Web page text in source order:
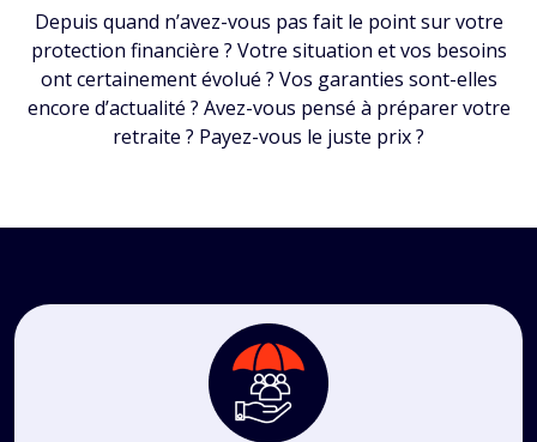
Depuis quand n’avez-vous pas fait le point sur votre
protection financière ? Votre situation et vos besoins
ont certainement évolué ? Vos garanties sont-elles
encore d’actualité ? Avez-vous pensé à préparer votre
retraite ? Payez-vous le juste prix ?